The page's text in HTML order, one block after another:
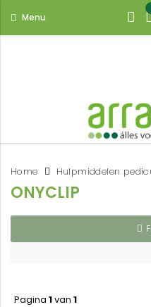
Menu
Home Hulpmiddelen
ONYCLIP
Pagina 1van 1